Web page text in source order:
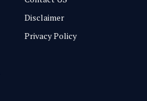
Disclaimer
Privacy Policy